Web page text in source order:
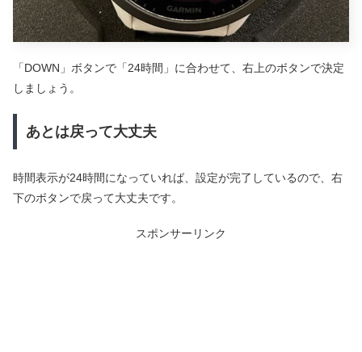
「DOWN」ボタンで「24時間」に合わせて、右上のボタンで決定
しましょう。
あとは戻って大丈夫
時間表示が24時間になっていれば、設定が完了しているので、右
下のボタンで戻って大丈夫です。
スポンサーリンク